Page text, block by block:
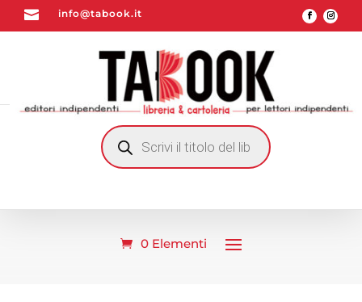
 info@tabook.it
RICERCA
PRODOTTI
0 Elementi